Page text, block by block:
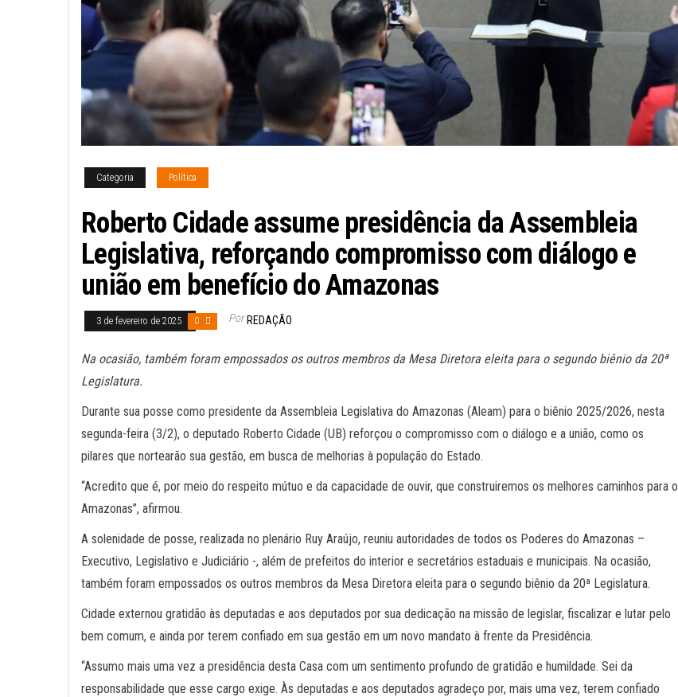
Categoria Política
Roberto Cidade assume presidência da Assembleia
Legislativa, reforçando compromisso com diálogo e
união em benefício do Amazonas
3 de fevereiro de 2025 0 Por REDAÇÃO
Na ocasião, também foram empossados os outros membros da Mesa Diretora eleita para o segundo biênio da 20ª
Legislatura.
Durante sua posse como presidente da Assembleia Legislativa do Amazonas (Aleam) para o biênio 2025/2026, nesta
segunda-feira (3/2), o deputado Roberto Cidade (UB) reforçou o compromisso com o diálogo e a união, como os
pilares que nortearão sua gestão, em busca de melhorias à população do Estado.
“Acredito que é, por meio do respeito mútuo e da capacidade de ouvir, que construiremos os melhores caminhos para o
Amazonas”, afirmou.
A solenidade de posse, realizada no plenário Ruy Araújo, reuniu autoridades de todos os Poderes do Amazonas –
Executivo, Legislativo e Judiciário -, além de prefeitos do interior e secretários estaduais e municipais. Na ocasião,
também foram empossados os outros membros da Mesa Diretora eleita para o segundo biênio da 20ª Legislatura.
Cidade externou gratidão às deputadas e aos deputados por sua dedicação na missão de legislar, fiscalizar e lutar pelo
bem comum, e ainda por terem confiado em sua gestão em um novo mandato à frente da Presidência.
“Assumo mais uma vez a presidência desta Casa com um sentimento profundo de gratidão e humildade. Sei da
responsabilidade que esse cargo exige. Às deputadas e aos deputados agradeço por, mais uma vez, terem confiado